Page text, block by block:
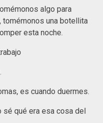
algo para
tomémonos una botellita
esta noche.
es cuando duermes.
sé qué era esa cosa del